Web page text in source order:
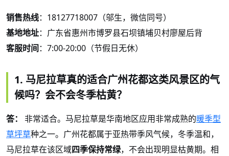
销售热线： 18127718007（邬生，微信同号）
基地地址：广东省惠州市博罗县石坝镇埔贝村廖屋后背
客服时间： 7:00-20:00（节假日无休）
1. 马尼拉草真的适合广州花都这类风景区的气
候吗？会不会冬季枯黄？
答： 非常适合。马尼拉草是华南地区应用非常成熟的暖季型
草坪草种之一。广州花都属于亚热带季风气候，冬季温和，
马尼拉草在该区域四季保持常绿，不会出现明显枯黄期。相